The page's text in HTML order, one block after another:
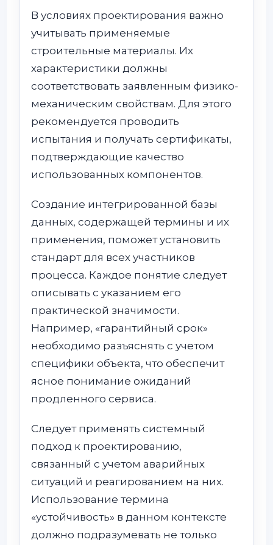
В условиях проектирования важно
учитывать применяемые
строительные материалы. Их
характеристики должны
соответствовать заявленным физико-
механическим свойствам. Для этого
рекомендуется проводить
испытания и получать сертификаты,
подтверждающие качество
использованных компонентов.
Создание интегрированной базы
данных, содержащей термины и их
применения, поможет установить
стандарт для всех участников
процесса. Каждое понятие следует
описывать с указанием его
практической значимости.
Например, «гарантийный срок»
необходимо разъяснять с учетом
специфики объекта, что обеспечит
ясное понимание ожиданий
продленного сервиса.
Следует применять системный
подход к проектированию,
связанный с учетом аварийных
ситуаций и реагированием на них.
Использование термина
«устойчивость» в данном контексте
должно подразумевать не только